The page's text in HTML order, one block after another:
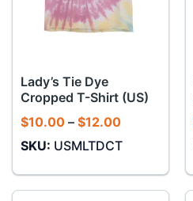
Lady’s Tie Dye
Cropped T-Shirt (US)
$10.00 – $12.00Khoảng
từ
đến
SKU: USMLTDCT